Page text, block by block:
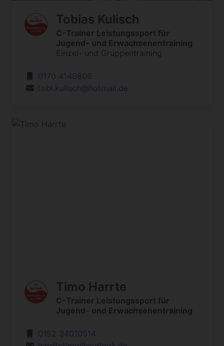
Tobias Kulisch
C-Trainer Leistungssport für
Jugend- und Erwachsenentraining
Einzel- und Gruppentraining
0170 4140806
tobi.kulisch@hotmail.de
Timo Harrte
C-Trainer Leistungssport für
Jugend- und Erwachsenentraining
0152 34010514